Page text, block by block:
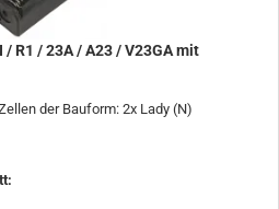
R1 / 23A / A23 / V23GA mit
der Bauform: 2x Lady (N)
: